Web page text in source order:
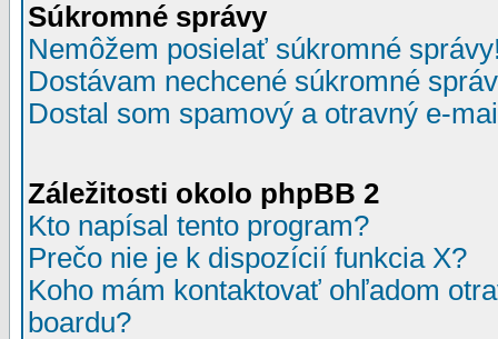
Súkromné správy
Nemôžem posielať súkromné
Dostávam nechcené súkromné
Dostal som spamový a otravný e-
Záležitosti okolo phpBB 2
Kto napísal tento program?
Prečo nie je k dispozícií funkcia X?
Koho mám kontaktovať ohľadom
boardu?